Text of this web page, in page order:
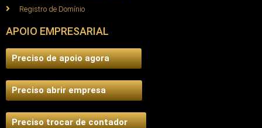
Registro de Domínio
APOIO EMPRESARIAL
Preciso de apoio agora
Preciso abrir empresa
Preciso trocar de contador